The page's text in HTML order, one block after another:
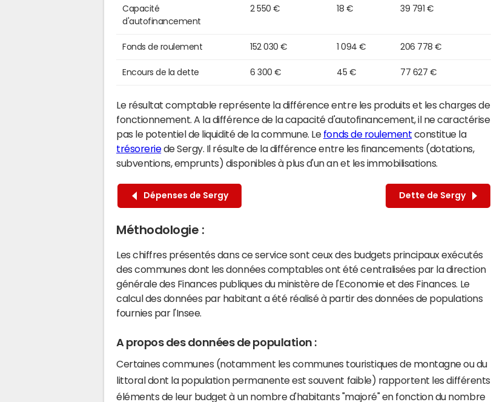
Capacité
d'autofinancement
2 550 € 18 € 39 791 €
Fonds de roulement 152 030 € 1 094 € 206 778 €
Encours de la dette 6 300 € 45 € 77 627 €
Le résultat comptable représente la différence entre les produits et les charges de
fonctionnement. A la différence de la capacité d'autofinancement, il ne caractérise
pas le potentiel de liquidité de la commune. Le fonds de roulement constitue la
trésoreriede Sergy. Il résulte de la différence entre les financements (dotations,
subventions, emprunts) disponibles à plus d'un an et les immobilisations.
Dépenses de Sergy Dette de Sergy
Méthodologie :
Les chiffres présentés dans ce service sont ceux des budgets principaux exécutés
des communes dont les données comptables ont été centralisées par la direction
générale des Finances publiques du ministère de l'Economie et des Finances. Le
calcul des données par habitant a été réalisé à partir des données de populations
fournies par l'Insee.
A propos des données de population :
Certaines communes (notamment les communes touristiques de montagne ou du
littoral dont la population permanente est souvent faible) rapportent les différents
éléments de leur budget à un nombre d'habitants "majoré" en fonction du nombre